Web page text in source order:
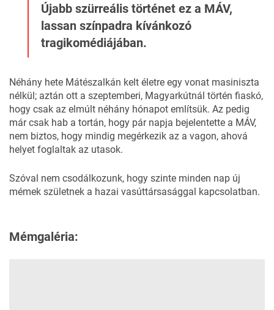
Újabb szürreális történet ez a MÁV,
lassan színpadra kívánkozó
tragikomédiájában.
Néhány hete Mátészalkán kelt életre egy vonat masiniszta
nélkül; aztán ott a szeptemberi, Magyarkútnál történ fiaskó,
hogy csak az elmúlt néhány hónapot említsük. Az pedig
már csak hab a tortán, hogy pár napja bejelentette a MÁV,
nem biztos, hogy mindig megérkezik az a vagon, ahová
helyet foglaltak az utasok.
Szóval nem csodálkozunk, hogy szinte minden nap új
mémek születnek a hazai vasúttársasággal kapcsolatban.
Mémgaléria: